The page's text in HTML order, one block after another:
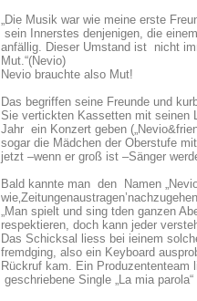
„Die Musik war wie meine erste
sein Innerstes denjenigen, die
anfällig. Dieser Umstand ist nicht
Mut.“(Nevio)
Nevio brauchte also Mut!
Das begriffen seine Freunde und
Sie vertickten Kassetten mit seinen
Jahr ein Konzert geben
sogar die Mädchen der Oberstufe
jetzt –wenn er groß ist –Sänger
Bald kannte man den Namen
„Man spielt und sing tden ganzen
respektieren, doch kann jeder
Das Schicksal liess bei ieinem
fremdging, also ein Keyboard
Rückruf kam. Ein
geschriebene Single „La mia